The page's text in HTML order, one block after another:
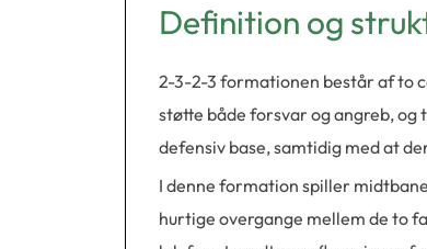
Definition og
2-3-2-3 formationen består af to
støtte både forsvar og angreb, og
defensiv base, samtidig med at
I denne formation spiller
hurtige overgange mellem de to